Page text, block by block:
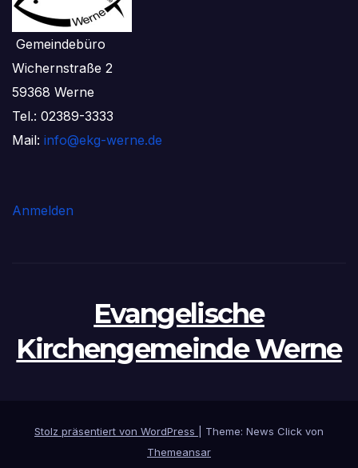
Gemeindebüro
Wichernstraße 2
59368 Werne
Tel.: 02389-3333
Mail: info@ekg-werne.de
Anmelden
Evangelische
Kirchengemeinde Werne
Stolz präsentiert von WordPress
Theme: News Click von
Themeansar